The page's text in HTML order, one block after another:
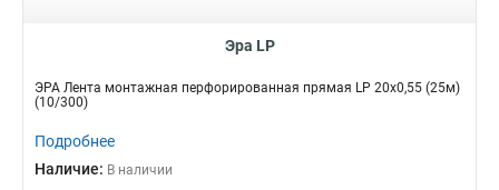
Эра LP
ЭРА Лента монтажная перфорированная прямая LP 20х0,55 (25м)
(10/300)
Подробнее
Наличие: В наличии